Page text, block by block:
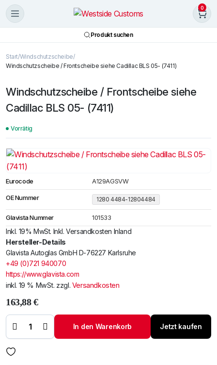
0
Produkt suchen
Start Windschutzscheibe
Windschutzscheibe / Frontscheibe siehe Cadillac BLS 05- (7411)
Windschutzscheibe / Frontscheibe siehe
Cadillac BLS 05- (7411)
Vorrätig
Eurocode A129AGSVW
OE Nummer 1280 4484-12804484
Glavista Nummer 101533
Inkl. 19% MwSt. Inkl. Versandkosten Inland
Hersteller-Details
Glavista Autoglas GmbH D-76227 Karlsruhe
+49 (0)721 940070
https://www.glavista.com
inkl. 19 % MwSt. zzgl. Versandkosten
163,88€
Windschutzscheibe
/ Frontscheibe
siehe Cadillac BLS
05- (7411) Menge
In den Warenkorb Jetzt kaufen